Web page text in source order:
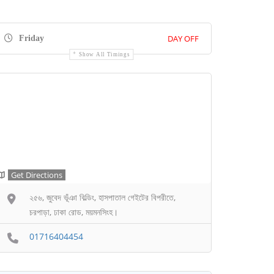
Friday DAY OFF
Show All Timings
Get Directions
২৫৬, জুবেদ ভূঁঞা বিল্ডিং, হাসপাতাল গেইটের বিপরীতে,
চরপাড়া, ঢাকা রোড, ময়মনসিংহ।
01716404454